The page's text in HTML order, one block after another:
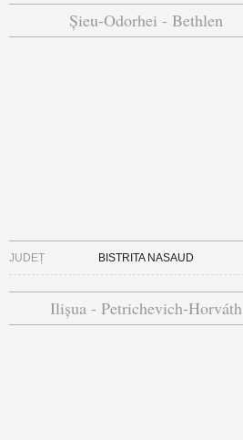
Șieu-Odorhei - Bethlen
JUDEȚ BISTRITA NASAUD
Ilișua - Petrichevich-Horváth